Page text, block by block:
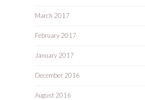
March 2017
February 2017
January 2017
December 2016
August 2016